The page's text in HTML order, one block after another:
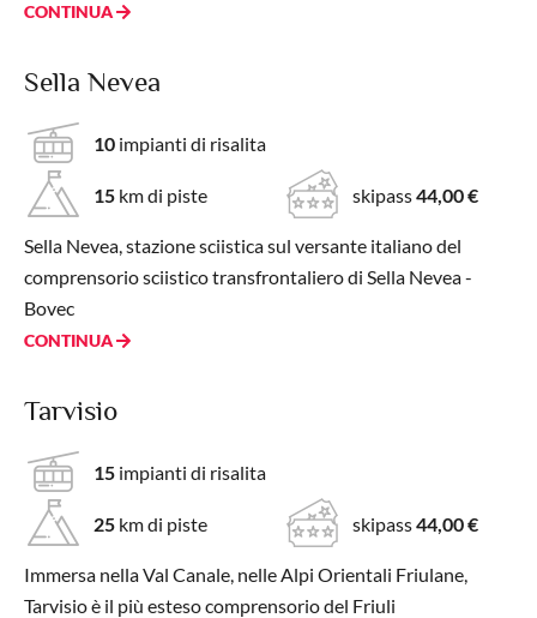
CONTINUA
Sella Nevea
10 impianti di risalita
15 km di piste skipass44,00 €
Sella Nevea, stazione sciistica sul versante italiano del
comprensorio sciistico transfrontaliero di Sella Nevea -
Bovec
CONTINUA
Tarvisio
15 impianti di risalita
25 km di piste skipass44,00 €
Immersa nella Val Canale, nelle Alpi Orientali Friulane,
Tarvisio è il più esteso comprensorio del Friuli